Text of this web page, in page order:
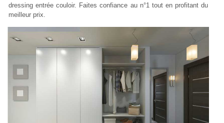
dressing entrée couloir. Faites confiance au n°1 tout en profitant du
meilleur prix.